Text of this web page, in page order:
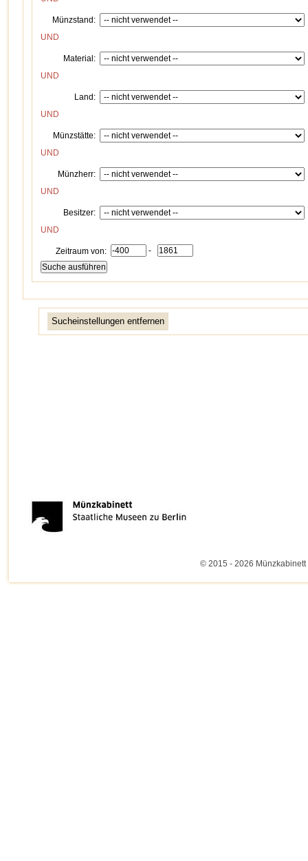
Münzstand:
UND
Material:
UND
Land:
UND
Münzstätte:
UND
Münzherr:
UND
Besitzer:
UND
Zeitraum von: -
Sucheinstellungen entfernen
© 2015 - 2026